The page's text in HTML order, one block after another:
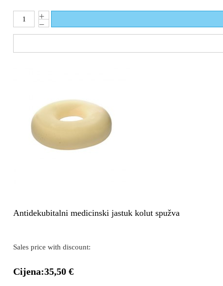
Antidekubitalni medicinski jastuk kolut spužva
Sales price with discount:
Cijena:35,50 €